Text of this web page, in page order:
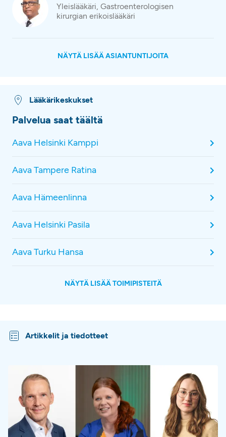
Yleislääkäri, Gastroenterologisen
kirurgian erikoislääkäri
NÄYTÄ LISÄÄ ASIANTUNTIJOITA
Lääkärikeskukset
Palvelua saat täältä
Aava Helsinki Kamppi
Aava Tampere Ratina
Aava Hämeenlinna
Aava Helsinki Pasila
Aava Turku Hansa
NÄYTÄ LISÄÄ TOIMIPISTEITÄ
Artikkelit ja tiedotteet